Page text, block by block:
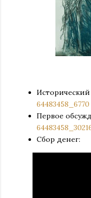
Исторический
64483458_6770
Первое
Сбор денег: